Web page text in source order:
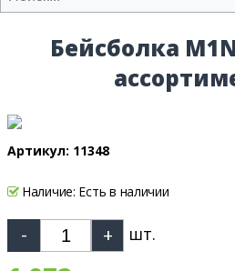
Бейсболка
Артикул: 11348
Наличие: Есть в наличии
шт.